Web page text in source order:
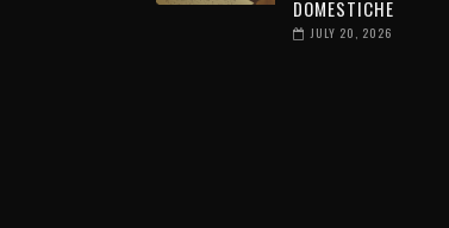
DOMESTICHE
JULY 20, 2026